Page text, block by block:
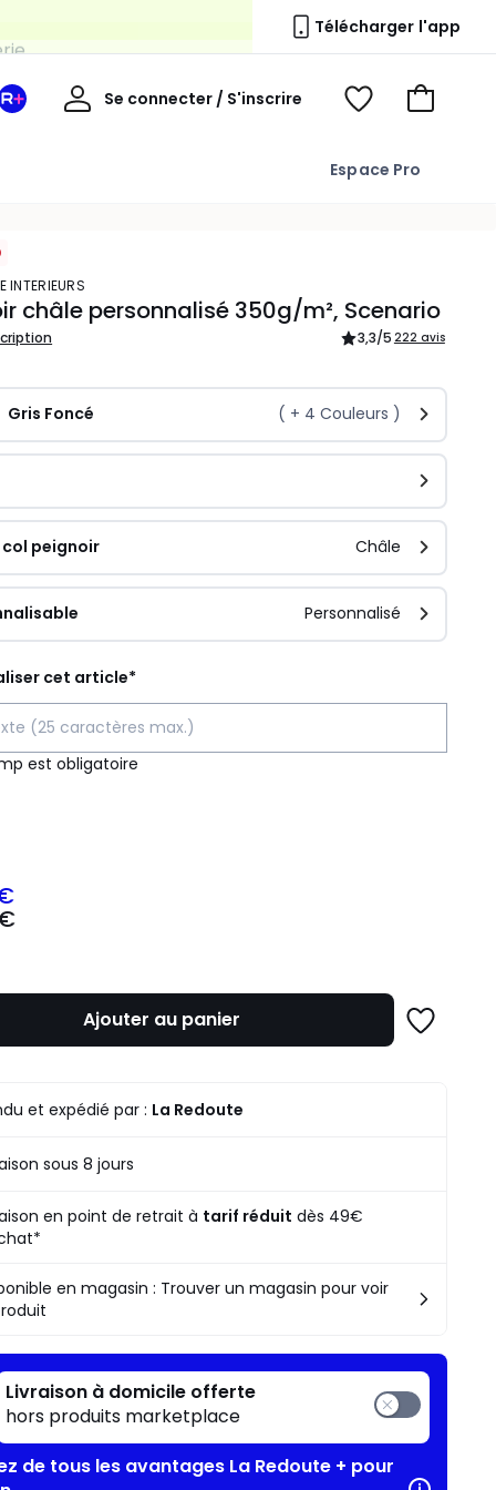
Télécharger l'app
Espace Pro
Mon
Se connecter / S'inscrire
Mon
Voir
Voir
INTERIEURS
châle personnalisé 350g/m², Scenario
3,3/5 222 avis
Gris Foncé ( + 4 Couleurs )
col peignoir Châle
Personnalisé
cet article*
est obligatoire
Ajouter au panier
Ajouter
et expédié par : La Redoute
sous 8 jours
en point de retrait à tarif réduit dès 49€
en magasin : Trouver un magasin pour voir
Livraison à domicile offerte
hors produits marketplace
de tous les avantages La Redoute + pour